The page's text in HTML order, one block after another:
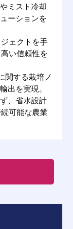
ミスト冷却
ーションを
ェクトを手
い信頼性を
関する栽培ノ
出を実現。
、省水設計
可能な農業